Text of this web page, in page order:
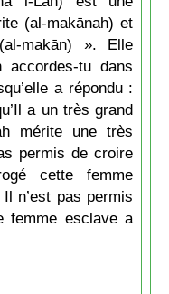
(al-makānah) et
makān) ». Elle
tu dans
a répondu :
a un très grand
mérite une très
permis de croire
cette femme
n’est pas permis
femme esclave a